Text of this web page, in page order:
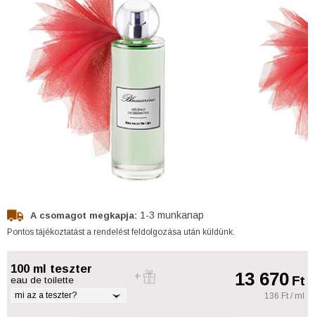
A csomagot megkapja: 1-3 munkanap
Pontos tájékoztatást a rendelést feldolgozása után küldünk.
100 ml teszter
eau de toilette
mi az a teszter?
13 670Ft
136 Ft / ml